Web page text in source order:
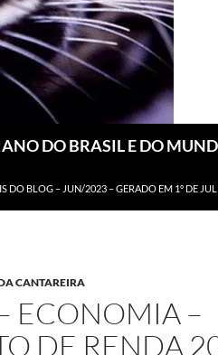
DO BRASIL E DO
DO BLOG – JUN/2023 – GERADO EM 1º DE
CANTAREIRA
ECONOMIA –
DE RENDA